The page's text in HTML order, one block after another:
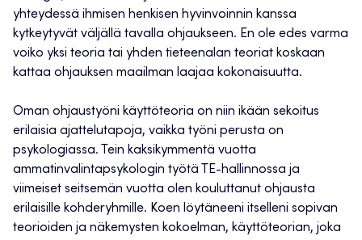
yhteydessä ihmisen henkisen hyvinvoinnin kanssa
kytkeytyvät väljällä tavalla ohjaukseen. En ole edes varma
voiko yksi teoria tai yhden tieteenalan teoriat koskaan
kattaa ohjauksen maailman laajaa kokonaisuutta.
Oman ohjaustyöni käyttöteoria on niin ikään sekoitus
erilaisia ajattelutapoja, vaikka työni perusta on
psykologiassa. Tein kaksikymmentä vuotta
ammatinvalintapsykologin työtä TE-hallinnossa ja
viimeiset seitsemän vuotta olen kouluttanut ohjausta
erilaisille kohderyhmille. Koen löytäneeni itselleni sopivan
teorioiden ja näkemysten kokoelman, käyttöteorian, joka